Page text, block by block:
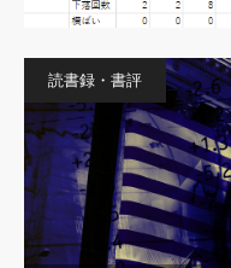
読書録・書評